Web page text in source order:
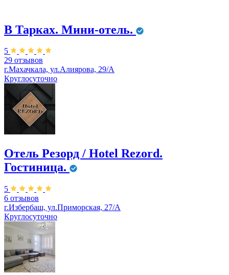
В Тарках. Мини-отель.
5
29 отзывов
г.Махачкала, ул.Алиярова, 29/А
Круглосуточно
Отель Резорд / Hotel Rezord.
Гостиница.
5
6 отзывов
г.Избербаш, ул.Приморская, 27/А
Круглосуточно